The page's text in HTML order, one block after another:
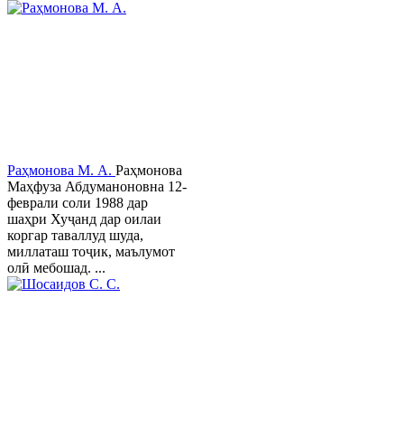
Раҳмонова М. А. Раҳмонова
Маҳфуза Абдуманоновна 12-
феврали соли 1988 дар
шаҳри Хуҷанд дар оилаи
коргар таваллуд шуда,
миллаташ тоҷик, маълумот
олӣ мебошад. ...